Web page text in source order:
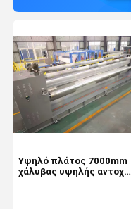
Υψηλό πλάτος 7000mm
χάλυβας υψηλής αντοχής